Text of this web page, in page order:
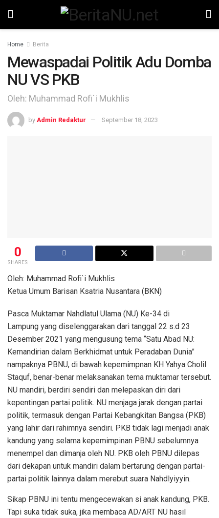
Home Berita
Mewaspadai Politik Adu Domba
NU VS PKB
Oleh: Muhammad Rofi`i Mukhlis
by Admin Redaktur September 18, 2023
0
SHARES
Oleh: Muhammad Rofi`i Mukhlis
Ketua Umum Barisan Ksatria Nusantara (BKN)
Pasca Muktamar Nahdlatul Ulama (NU) Ke-34 di
Lampung yang diselenggarakan dari tanggal 22 s.d 23
Desember 2021 yang mengusung tema “Satu Abad NU:
Kemandirian dalam Berkhidmat untuk Peradaban Dunia”
nampaknya PBNU, di bawah kepemimpnan KH Yahya Cholil
Staquf, benar-benar melaksanakan tema muktamar tersebut.
NU mandiri, berdiri sendiri dan melepaskan diri dari
kepentingan partai politik. NU menjaga jarak dengan partai
politik, termasuk dengan Partai Kebangkitan Bangsa (PKB)
yang lahir dari rahimnya sendiri. PKB tidak lagi menjadi anak
kandung yang selama kepemimpinan PBNU sebelumnya
menempel dan dimanja oleh NU. PKB oleh PBNU dilepas
dari dekapan untuk mandiri dalam bertarung dengan partai-
partai politik lainnya dalam merebut suara Nahdlyiyyin.
Sikap PBNU ini tentu mengecewakan si anak kandung, PKB.
Tapi suka tidak suka, jika membaca AD/ART NU hasil